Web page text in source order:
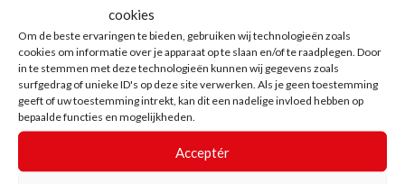
cookies
Om de beste ervaringen te bieden, gebruiken wij technologieën zoals
cookies om informatie over je apparaat op te slaan en/of te raadplegen. Door
in te stemmen met deze technologieën kunnen wij gegevens zoals
surfgedrag of unieke ID's op deze site verwerken. Als je geen toestemming
geeft of uw toestemming intrekt, kan dit een nadelige invloed hebben op
bepaalde functies en mogelijkheden.
Acceptér
Option Media, Mechelen, Belgium